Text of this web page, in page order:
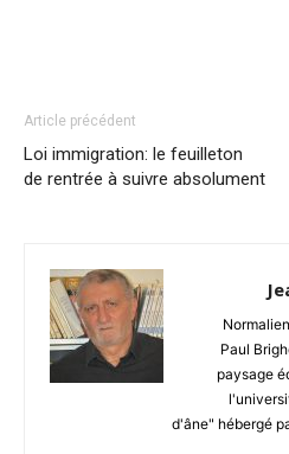
Article précédent
Loi immigration: le feuilleton
de rentrée à suivre absolument
Paul
paysage
d'âne" hébergé